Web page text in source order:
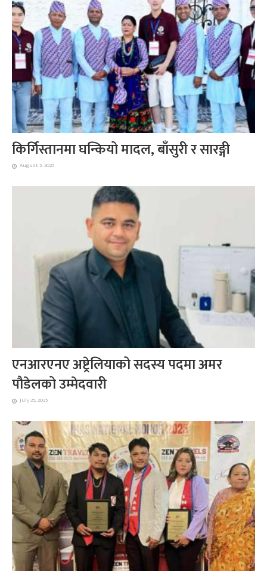
किर्गिस्तानमा घन्कियो मादल, बाँसुरी र सारङ्गी
August 5, 2025
एनआरएनए अष्ट्रेलियाको सदस्य पदमा अमर
पौडेलको उम्मेदवारी
July 25, 2025